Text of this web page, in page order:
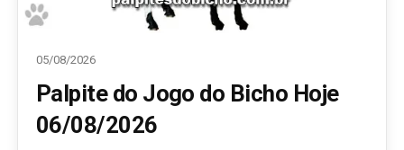
05/08/2026
Palpite do Jogo do Bicho Hoje
06/08/2026